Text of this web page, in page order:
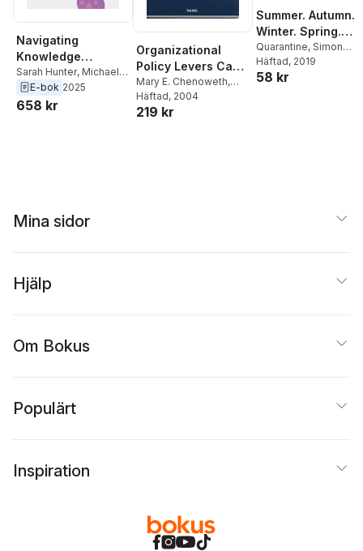
Navigating
Knowledge
Translation in
Health and Care
Sarah Hunter, Michael
Lawless, Alison Kitson
E-bok 2025
658 kr
Organizational
Policy Levers Can
Affect Acquisition
Reform
Implementation in
Mary E. Chenoweth,
David Adamson
Hunter,Brent Keltner
Häftad, 2004
219 kr
Summer. Autumn.
Winter. Spring.
Staging Life and
Death
Quarantine, Simon
Banham ,Sarah Hunter
Michael Brady
Häftad, 2019
58 kr
Mina sidor
Hjälp
Om Bokus
Populärt
Inspiration